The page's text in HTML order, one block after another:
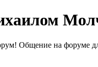
Общение на форуме